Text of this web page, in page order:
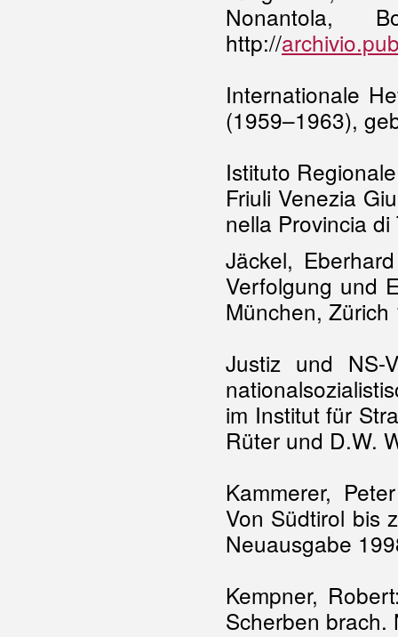
Nonantola,
http://
Internationale
(1959–1963),
Istituto
Friuli Venezia
nella Provincia
Jäckel,
Verfolgung und
München, Zürich
Justiz und NS-
im Institut für
Rüter und D.W.
Kammerer,
Von Südtirol bis
Neuausgabe
Kempner,
Scherben